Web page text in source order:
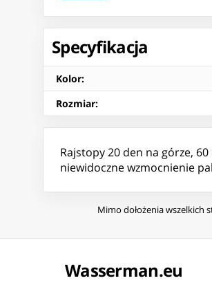
Specyfikacja
Kolor:
Rozmiar:
Rajstopy 20 den na górze,
niewidoczne wzmocnienie
Mimo dołożenia wszelkich
Wasserman.eu